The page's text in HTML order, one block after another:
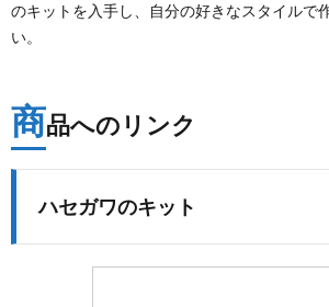
のキットを入手し、自分の好きなスタイルで
い。
商品へのリンク
ハセガワのキット